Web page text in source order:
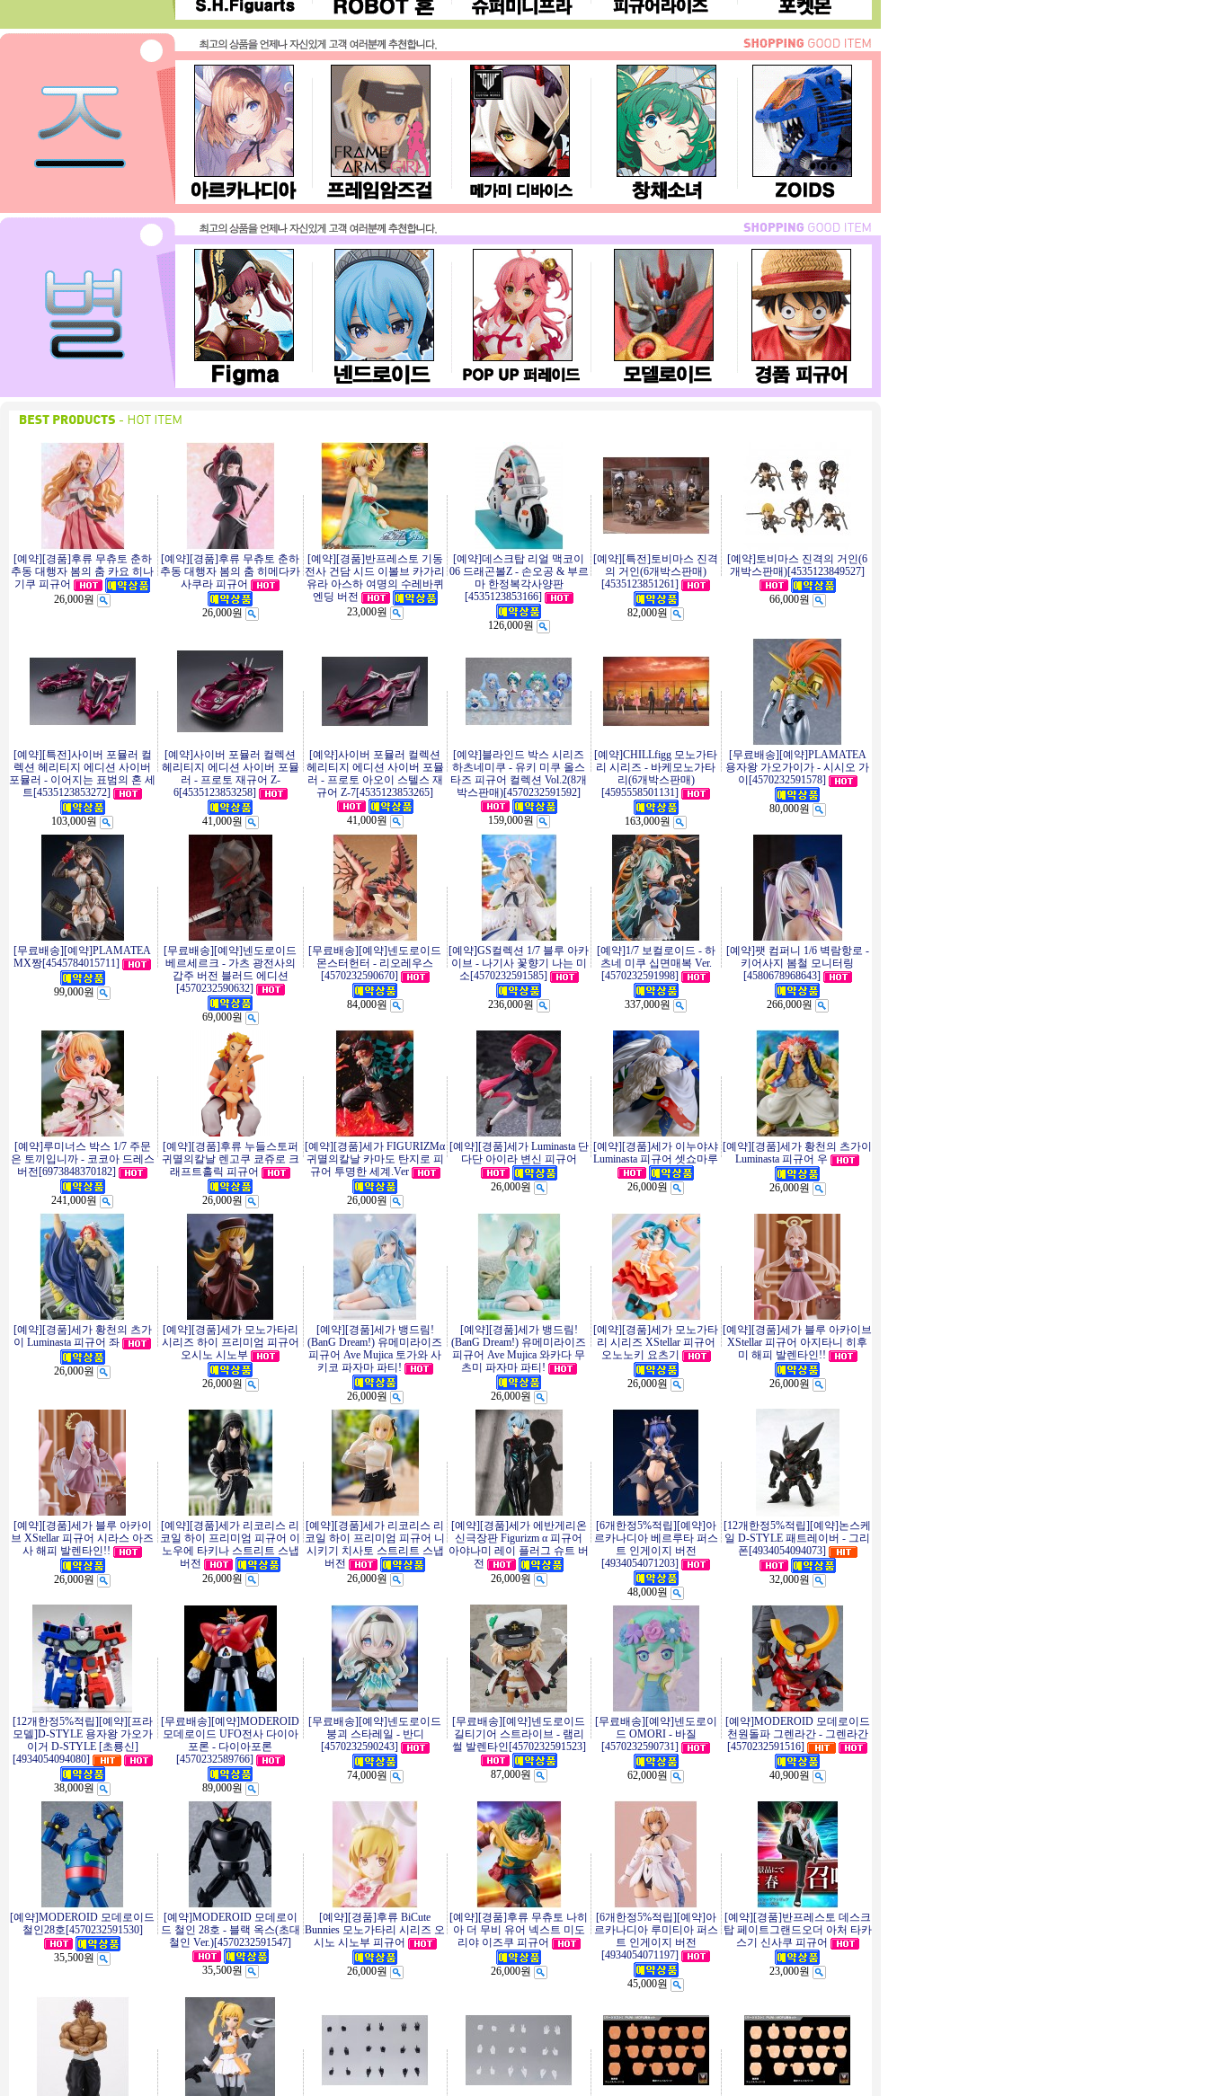
[예약][경품]후류 무츄토 춘하
추동 대행자 봄의 춤 카요 히나
기쿠 피규어
26,000원
[예약][경품]후류 무츄토 춘하
추동 대행자 봄의 춤 히메다카
사쿠라 피규어
26,000원
[예약][경품]반프레스토 기동
전사 건담 시드 이볼브 카가리
유라 아스하 여명의 수레바퀴
엔딩 버전
23,000원
[예약]데스크탑 리얼 맥코이
06 드래곤볼Z - 손오공 & 부르
마 한정복각사양판
[4535123853166]
126,000원
[예약][특전]토비마스 진격
의 거인(6개박스판매)
[4535123851261]
82,000원
[예약]토비마스 진격의 거인(6
개박스판매)[4535123849527]
66,000원
[예약][특전]사이버 포뮬러 컬
렉션 헤리티지 에디션 사이버
포뮬러 - 이어지는 표범의 혼 세
트[4535123853272]
103,000원
[예약]사이버 포뮬러 컬렉션
헤리티지 에디션 사이버 포뮬
러 - 프로토 재규어 Z-
6[4535123853258]
41,000원
[예약]사이버 포뮬러 컬렉션
헤리티지 에디션 사이버 포뮬
러 - 프로토 아오이 스텔스 재
규어 Z-7[4535123853265]
41,000원
[예약]블라인드 박스 시리즈
하츠네미쿠 - 유키 미쿠 올스
타즈 피규어 컬렉션 Vol.2(8개
박스판매)[4570232591592]
159,000원
[예약]CHILLfigg 모노가타
리 시리즈 - 바케모노가타
리(6개박스판매)
[4595558501131]
163,000원
[무료배송][예약]PLAMATEA
용자왕 가오가이가 - 시시오 가
이[4570232591578]
80,000원
[무료배송][예약]PLAMATEA
MX짱[4545784015711]
99,000원
[무료배송][예약]넨도로이드
베르세르크 - 가츠 광전사의
갑주 버전 블러드 에디션
[4570232590632]
69,000원
[무료배송][예약]넨도로이드
몬스터헌터 - 리오레우스
[4570232590670]
84,000원
[예약]GS컬렉션 1/7 블루 아카
이브 - 나기사 꽃향기 나는 미
소[4570232591585]
236,000원
[예약]1/7 보컬로이드 - 하
츠네 미쿠 십면매복 Ver.
[4570232591998]
337,000원
[예약]팻 컴퍼니 1/6 벽람항로 -
키어사지 봄철 모니터링
[4580678968643]
266,000원
[예약]루미너스 박스 1/7 주문
은 토끼입니까 - 코코아 드레스
버전[6973848370182]
241,000원
[예약][경품]후류 누들스토퍼
귀멸의칼날 렌고쿠 쿄쥬로 크
래프트홀릭 피규어
26,000원
[예약][경품]세가 FIGURIZMα
귀멸의칼날 카마도 탄지로 피
규어 투명한 세계.Ver
26,000원
[예약][경품]세가 Luminasta 단
다단 아이라 변신 피규어
26,000원
[예약][경품]세가 이누야샤
Luminasta 피규어 셋쇼마루
26,000원
[예약][경품]세가 황천의 츠가이
Luminasta 피규어 우
26,000원
[예약][경품]세가 황천의 츠가
이 Luminasta 피규어 좌
26,000원
[예약][경품]세가 모노가타리
시리즈 하이 프리미엄 피규어
오시노 시노부
26,000원
[예약][경품]세가 뱅드림!
(BanG Dream!) 유메미라이즈
피규어 Ave Mujica 토가와 사
키코 파자마 파티!
26,000원
[예약][경품]세가 뱅드림!
(BanG Dream!) 유메미라이즈
피규어 Ave Mujica 와카다 무
츠미 파자마 파티!
26,000원
[예약][경품]세가 모노가타
리 시리즈 XStellar 피규어
오노노키 요츠기
26,000원
[예약][경품]세가 블루 아카이브
XStellar 피규어 아지타니 히후
미 해피 발렌타인!!
26,000원
[예약][경품]세가 블루 아카이
브 XStellar 피규어 시라스 아즈
사 해피 발렌타인!!
26,000원
[예약][경품]세가 리코리스 리
코일 하이 프리미엄 피규어 이
노우에 타키나 스트리트 스냅
버전
26,000원
[예약][경품]세가 리코리스 리
코일 하이 프리미엄 피규어 니
시키기 치사토 스트리트 스냅
버전
26,000원
[예약][경품]세가 에반게리온
신극장판 Figurizm α 피규어
아야나미 레이 플러그 슈트 버
전
26,000원
[6개한정5%적립][예약]아
르카나디아 베르루타 퍼스
트 인게이지 버전
[4934054071203]
48,000원
[12개한정5%적립][예약]논스케
일 D-STYLE 패트레이버 - 그리
폰[4934054094073]
32,000원
[12개한정5%적립][예약][프라
모델]D-STYLE 용자왕 가오가
이거 D-STYLE [초룡신]
[4934054094080]
38,000원
[무료배송][예약]MODEROID
모데로이드 UFO전사 다이아
포론 - 다이아포론
[4570232589766]
89,000원
[무료배송][예약]넨도로이드
붕괴 스타레일 - 반디
[4570232590243]
74,000원
[무료배송][예약]넨도로이드
길티기어 스트라이브 - 램리
썰 발렌타인[4570232591523]
87,000원
[무료배송][예약]넨도로이
드 OMORI - 바질
[4570232590731]
62,000원
[예약]MODEROID 모데로이드
천원돌파 그렌라간 - 그렌라간
[4570232591516]
40,900원
[예약]MODEROID 모데로이드
철인28호[4570232591530]
35,500원
[예약]MODEROID 모데로이
드 철인 28호 - 블랙 옥스(초대
철인 Ver.)[4570232591547]
35,500원
[예약][경품]후류 BiCute
Bunnies 모노가타리 시리즈 오
시노 시노부 피규어
26,000원
[예약][경품]후류 무츄토 나히
아 더 무비 유어 넥스트 미도
리야 이즈쿠 피규어
26,000원
[6개한정5%적립][예약]아
르카나디아 루미티아 퍼스
트 인게이지 버전
[4934054071197]
45,000원
[예약][경품]반프레스토 데스크
탑 페이트그랜드오더 아처 타카
스기 신사쿠 피규어
23,000원